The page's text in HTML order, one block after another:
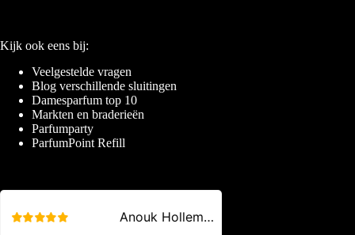
Kijk ook eens bij:
Veelgestelde vragen
Blog verschillende sluitingen
Damesparfum top 10
Markten en braderieën
Parfumparty
ParfumPoint Refill